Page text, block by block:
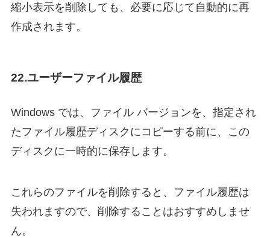
縮小表示を削除しても、必要に応じて自動的に再
作成されます。
22.ユーザーファイル履歴
Windows では、ファイル バージョンを、指定され
たファイル履歴ディスクにコピーする前に、この
ディスクに一時的に保存します。
これらのファイルを削除すると、ファイル履歴は
失われますので、削除することはおすすめしませ
ん。